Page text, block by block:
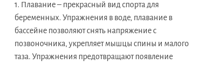
Плавание – прекрасный вид спорта для
беременных. Упражнения в воде, плавание в
бассейне позволяют снять напряжение с
позвоночника, укрепляет мышцы спины и малого
таза. Упражнения предотвращают появление